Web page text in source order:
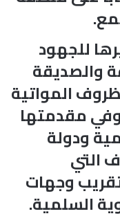
للجهود
والصديقة
المواتية
وفي مقدمتها
ودولة
التي
وجهات
السلمية.